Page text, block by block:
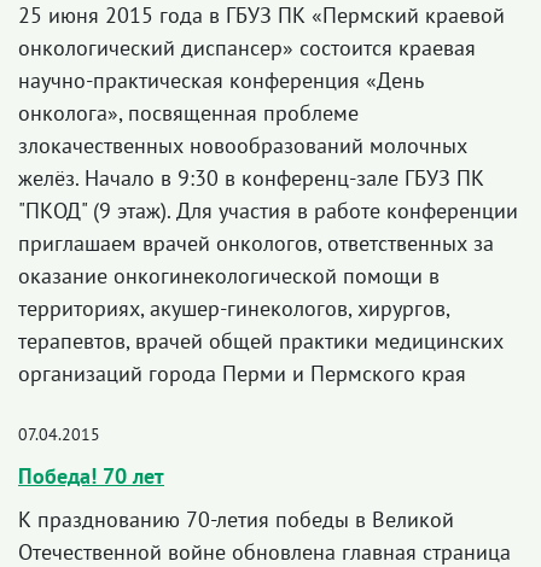
25 июня 2015 года в ГБУЗ ПК «Пермский краевой
онкологический диспансер» состоится краевая
научно-практическая конференция «День
онколога», посвященная проблеме
злокачественных новообразований молочных
желёз. Начало в 9:30 в конференц-зале ГБУЗ ПК
"ПКОД" (9 этаж). Для участия в работе конференции
приглашаем врачей онкологов, ответственных за
оказание онкогинекологической помощи в
территориях, акушер-гинекологов, хирургов,
терапевтов, врачей общей практики медицинских
организаций города Перми и Пермского края
07.04.2015
Победа! 70 лет
К празднованию 70-летия победы в Великой
Отечественной войне обновлена главная страница